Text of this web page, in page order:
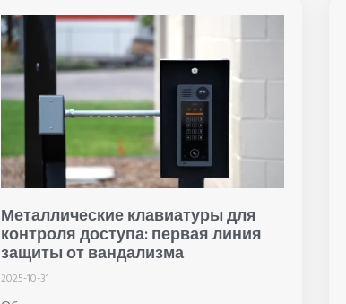
Металлические клавиатуры для
контроля доступа: первая линия
защиты от вандализма
2025-10-31